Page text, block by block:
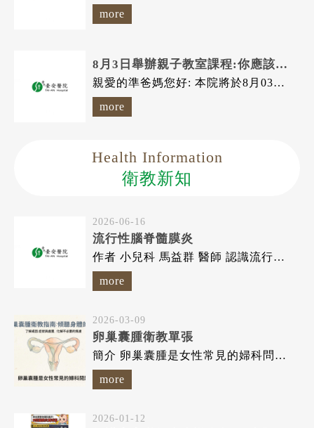
more
8月3日舉辦親子教室課程:你應該要知道的嬰幼兒預防接種~公費?自費?
親愛的準爸媽您好: 本院將於8月03日(星期一) 舉辦 親子教室課程...
more
Health Information
衛教新知
2026-06-16
流行性腦脊髓膜炎
作者 小兒科 馬益群 醫師 認識流行性腦脊髓膜炎，及早預防...
more
2026-03-09
卵巢囊腫衛教單張
簡介 卵巢囊腫是女性常見的婦科問題之一，指的是在卵巢內或表面形...
more
2026-01-12